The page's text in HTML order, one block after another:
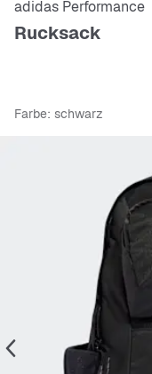
adidas Performance
Rucksack
Farbe: schwarz